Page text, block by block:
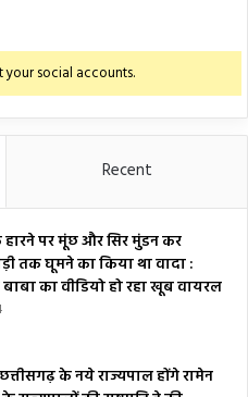
social accounts.
Recent
पर मूंछ और सिर मुंडन कर
तक घूमने का किया था वादा :
बाबा का वीडियो हो रहा खूब वायरल
के नये राज्यपाल होंगे रामेन